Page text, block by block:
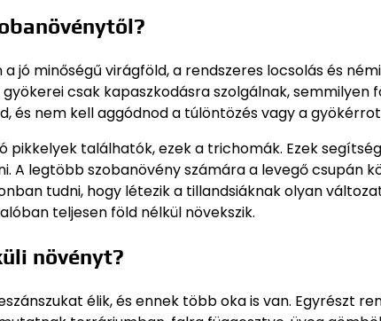
jó minőségű virágföld, a rendszeres locsolás és
csak kapaszkodásra szolgálnak, semmilyen
és nem kell aggódnod a túlöntözés vagy a
pikkelyek találhatók, ezek a trichomák. Ezek
A legtöbb szobanövény számára a levegő csupán
tudni, hogy létezik a tillandsiáknak olyan
teljesen föld nélkül növekszik.
növényt?
élik, és ennek több oka is van. Egyrészt